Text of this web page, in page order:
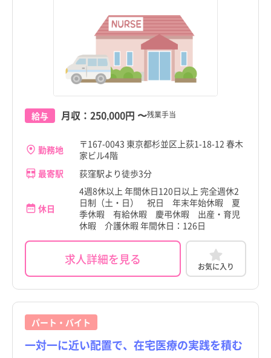
給与 月収： 250,000円 〜残業手当
勤務地
〒167-0043 東京都杉並区上荻1-18-12 春木
家ビル4階
最寄駅
荻窪駅より徒歩3分
休日
4週8休以上 年間休日120日以上 完全週休2
日制（土・日） 祝日 年末年始休暇 夏
季休暇 有給休暇 慶弔休暇 出産・育児
休暇 介護休暇 年間休日：126日
求人詳細を見る お気に入り
パート・バイト
一対一に近い配置で、在宅医療の実践を積む